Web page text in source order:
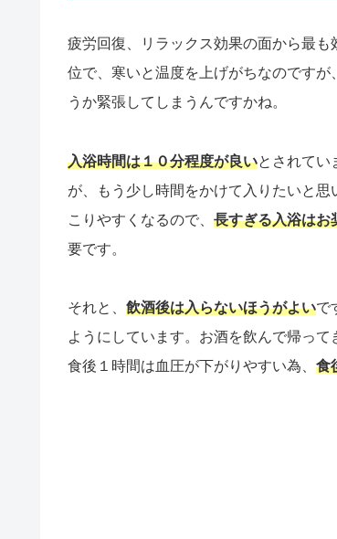
疲労回復、リラックス効果の面から最も
位で、寒いと温度を上げがちなのです
うか緊張してしまうんですかね。
入浴時間は１０分程度が良いとされてい
が、もう少し時間をかけて入りたいと
こりやすくなるので、 長すぎる入浴はお
要です。
それと、 飲酒後は入らないほうがよいで
ようにしています。お酒を飲んで帰っ
食後１時間は血圧が下がりやすい為、 食